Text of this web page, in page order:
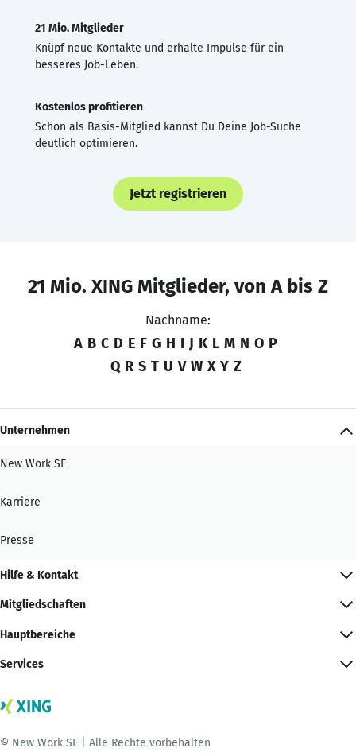
21 Mio. Mitglieder
Knüpf neue Kontakte und erhalte Impulse für ein
besseres Job-Leben.
Kostenlos profitieren
Schon als Basis-Mitglied kannst Du Deine Job-Suche
deutlich optimieren.
Jetzt registrieren
21 Mio. XING Mitglieder, von A bis Z
Nachname:
A B C D E F G H I J K L M N O P
Q R S T U V W X Y Z
Unternehmen
New Work SE
Karriere
Presse
Hilfe & Kontakt
Mitgliedschaften
Hauptbereiche
Services
© New Work SE | Alle Rechte vorbehalten